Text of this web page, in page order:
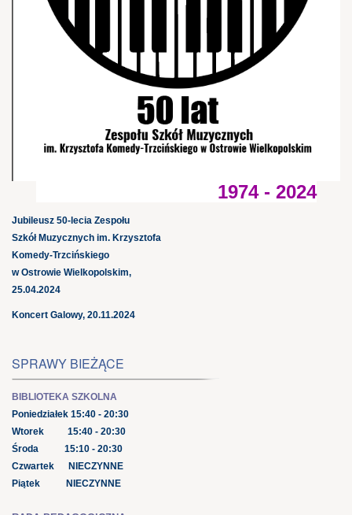
1974 - 2024
Jubileusz 50-lecia Zespołu
Szkół Muzycznych im. Krzysztofa
Komedy-Trzcińskiego
w Ostrowie Wielkopolskim,
25.04.2024
Koncert Galowy, 20.11.2024
SPRAWY BIEŻĄCE
BIBLIOTEKA SZKOLNA
Poniedziałek 15:40 - 20:30
Wtorek 15:40 - 20:30
Środa 15:10 - 20:30
Czwartek NIECZYNNE
Piątek NIECZYNNE